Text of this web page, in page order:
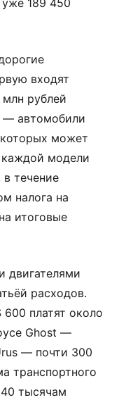
189 450
входят
рублей
— автомобили
может
каждой модели
течение
налога на
итоговые
расходов.
платят около
Ghost —
— почти 300
транспортного
тысячам